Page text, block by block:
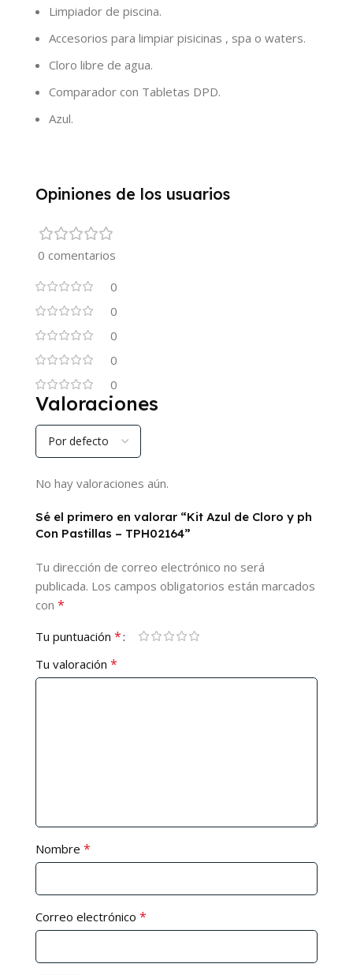
Limpiador de piscina.
Accesorios para limpiar pisicinas , spa o waters.
Cloro libre de agua.
Comparador con Tabletas DPD.
Azul.
Opiniones de los usuarios
0 comentarios
0
0
0
0
0
Valoraciones
No hay valoraciones aún.
Sé el primero en valorar “Kit Azul de Cloro y ph
Con Pastillas – TPH02164”
Tu dirección de correo electrónico no será
publicada. Los campos obligatorios están marcados
con *
Tu puntuación *
Tu valoración *
Nombre *
Correo electrónico *